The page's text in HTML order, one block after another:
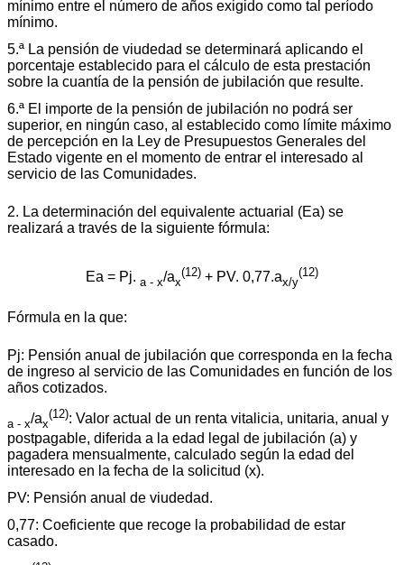
mínimo entre el número de años exigido como tal período
mínimo.
5.ª La pensión de viudedad se determinará aplicando el
porcentaje establecido para el cálculo de esta prestación
sobre la cuantía de la pensión de jubilación que resulte.
6.ª El importe de la pensión de jubilación no podrá ser
superior, en ningún caso, al establecido como límite máximo
de percepción en la Ley de Presupuestos Generales del
Estado vigente en el momento de entrar el interesado al
servicio de las Comunidades.
2. La determinación del equivalente actuarial (Ea) se
realizará a través de la siguiente fórmula:
Ea = Pj. a - x/ax
(12) + PV. 0,77.ax/y
(12)
Fórmula en la que:
Pj: Pensión anual de jubilación que corresponda en la fecha
de ingreso al servicio de las Comunidades en función de los
años cotizados.
a - x/ax
(12): Valor actual de un renta vitalicia, unitaria, anual y
postpagable, diferida a la edad legal de jubilación (a) y
pagadera mensualmente, calculado según la edad del
interesado en la fecha de la solicitud (x).
PV: Pensión anual de viudedad.
0,77: Coeficiente que recoge la probabilidad de estar
casado.